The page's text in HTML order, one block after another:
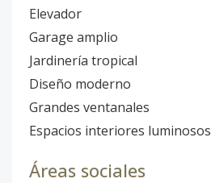
Elevador
Garage amplio
Jardinería tropical
Diseño moderno
Grandes ventanales
Espacios interiores luminosos
Áreas sociales